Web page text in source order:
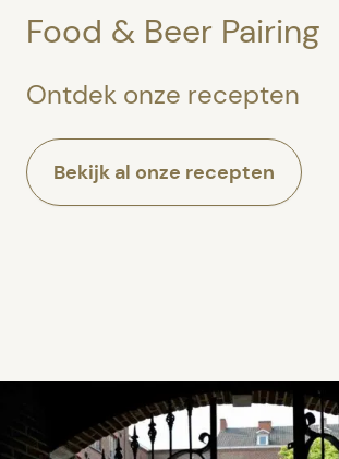
Food & Beer Pairing
Ontdek onze recepten
Bekijk al onze recepten